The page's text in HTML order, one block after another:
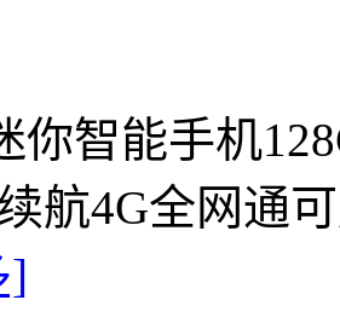
你智能手机
航4G全网通
]